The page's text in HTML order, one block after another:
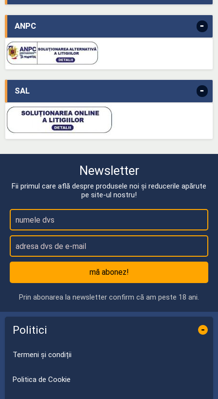
ANPC -
SAL -
Newsletter
Fii primul care află despre produsele noi și reducerile apărute
pe site-ul nostru!
mă abonez!
Prin abonarea la newsletter confirm că am peste 18 ani.
Politici -
Termeni și condiții
Politica de Cookie